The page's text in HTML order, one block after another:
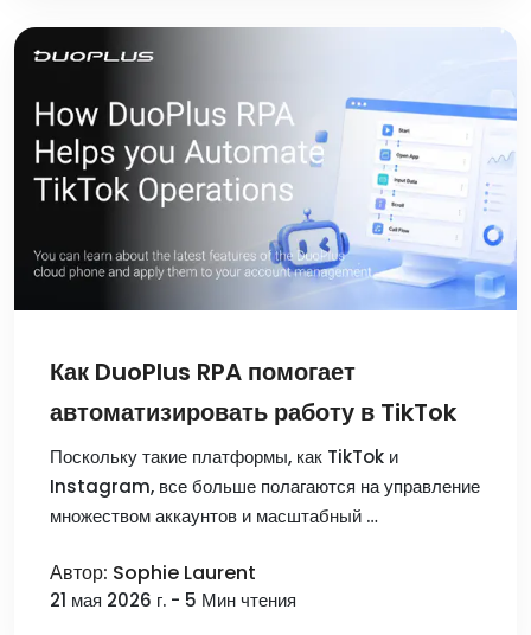
Как DuoPlus RPA помогает
автоматизировать работу в TikTok
Поскольку такие платформы, как TikTok и
Instagram, все больше полагаются на управление
множеством аккаунтов и масштабный …
Автор: Sophie Laurent
21 мая 2026 г. - 5 Мин чтения